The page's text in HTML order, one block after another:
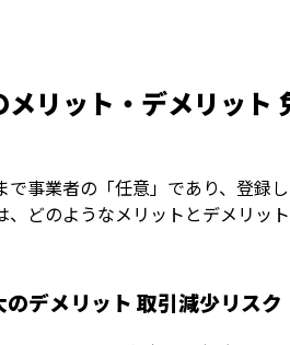
リット・デメリット
で事業者の「任意」であり、登録
、どのようなメリットとデメリッ
デメリット 取引減少リスク